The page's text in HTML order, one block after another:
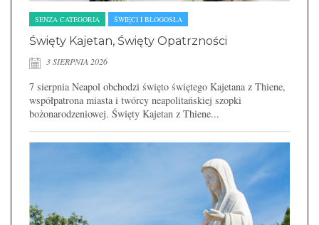
SENZA CATEGORIA ŚWIĘCI I BŁOGOSŁA
Święty Kajetan, Święty Opatrzności
3 SIERPNIA 2026
7 sierpnia Neapol obchodzi święto świętego Kajetana z Thiene,
współpatrona miasta i twórcy neapolitańskiej szopki
bożonarodzeniowej. Święty Kajetan z Thiene...